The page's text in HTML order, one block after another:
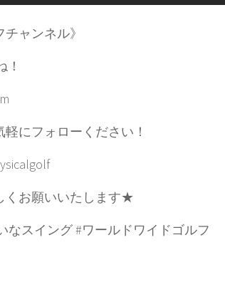
ャンネル》
！
軽にフォローください！
くお願いいたします★
なスイング #ワールドワイドゴルフ